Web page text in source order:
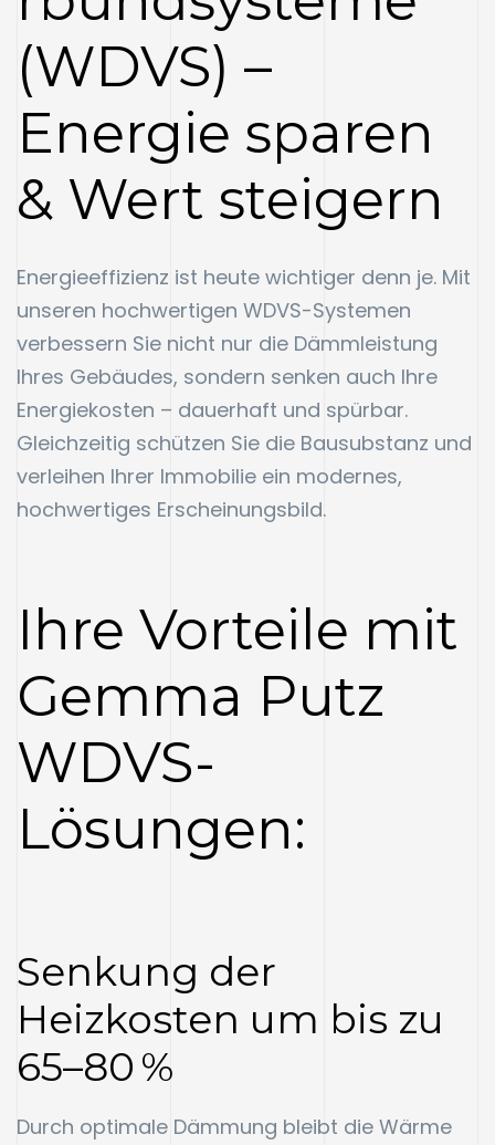
(WDVS) –
Energie sparen
& Wert steigern
Energieeffizienz ist heute wichtiger denn je. Mit
unseren hochwertigen WDVS-Systemen
verbessern Sie nicht nur die Dämmleistung
Ihres Gebäudes, sondern senken auch Ihre
Energiekosten – dauerhaft und spürbar.
Gleichzeitig schützen Sie die Bausubstanz und
verleihen Ihrer Immobilie ein modernes,
hochwertiges Erscheinungsbild.
Ihre Vorteile mit
Gemma Putz
WDVS-
Lösungen:
Senkung der
Heizkosten um bis zu
65–80 %
Durch optimale Dämmung bleibt die Wärme